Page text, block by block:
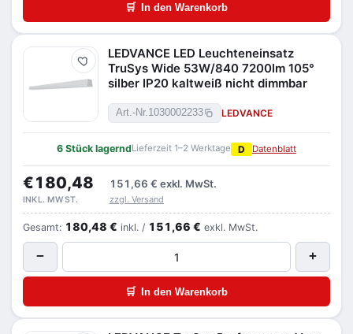
🛒 In den Warenkorb
Merken
LEDVANCE LED Leuchteneinsatz
TruSys Wide 53W/840 7200lm 105°
silber IP20 kaltweiß nicht dimmbar
Art.-Nr.1030002233 LEDVANCE
6 Stück lagerndLieferzeit 1–2 Werktage D Datenblatt
€180,48 151,66 € exkl. MwSt.
INKL. MWST. zzgl. Versand
Gesamt: 180,48 € inkl. / 151,66 € exkl. MwSt.
− +
🛒 In den Warenkorb